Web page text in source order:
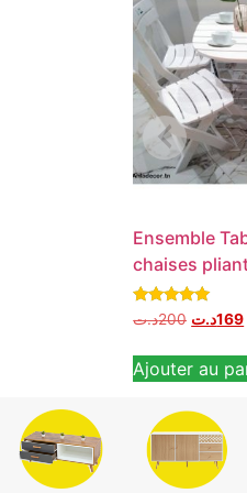
Ensemble
chaises
Note
5.00
200د.ت 169د.ت
Ajouter au